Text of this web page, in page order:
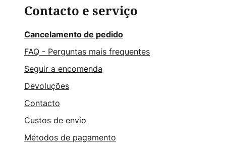
Contacto e serviço
Cancelamento de pedido
FAQ - Perguntas mais frequentes
Seguir a encomenda
Devoluções
Contacto
Custos de envio
Métodos de pagamento